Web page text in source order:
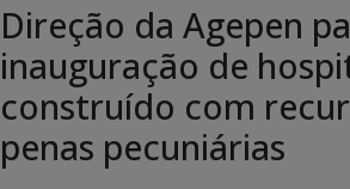
Direção da Agepen
inauguração de
construído com
penas pecuniárias